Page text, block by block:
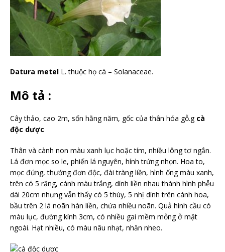
Datura metel L. thuộc họ cà – Solanaceae.
Mô tả :
Cây thảo, cao 2m, sốn hằng năm, gốc của thân hóa gỗ.g cà
độc dược
Thân và cành non màu xanh lục hoặc tím, nhiều lông tơ ngắn.
Lá đơn mọc so le, phiến lá nguyên, hính trứng nhọn. Hoa to,
mọc đứng, thướng đơn độc, đài tràng liền, hình ống màu xanh,
trên có 5 răng, cánh màu trắng, dính liền nhau thành hình phễu
dài 20cm nhưng vẫn thấy có 5 thùy, 5 nhị dính trên cánh hoa,
bầu trên 2 lá noãn hàn liền, chứa nhiều noãn. Quả hình cầu có
màu lục, đường kính 3cm, có nhiều gai mềm mỏng ở mặt
ngoài. Hạt nhiều, có màu nâu nhạt, nhăn nheo.